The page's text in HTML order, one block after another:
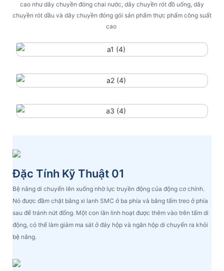
cao như dây chuyền đóng chai nước, dây chuyền rót đồ uống, dây
chuyền rót dầu và dây chuyền đóng gói sản phẩm thực phẩm công suất
cao
Đặc Tính Kỹ Thuật 01
Bệ nâng di chuyển lên xuống nhờ lực truyền động của động cơ chính.
Nó được đầm chặt bằng xi lanh SMC ở ba phía và bằng tấm treo ở phía
sau để tránh nứt đống. Một con lăn linh hoạt được thêm vào trên tấm di
động, có thể làm giảm ma sát ở đáy hộp và ngăn hộp di chuyển ra khỏi
bệ nâng.